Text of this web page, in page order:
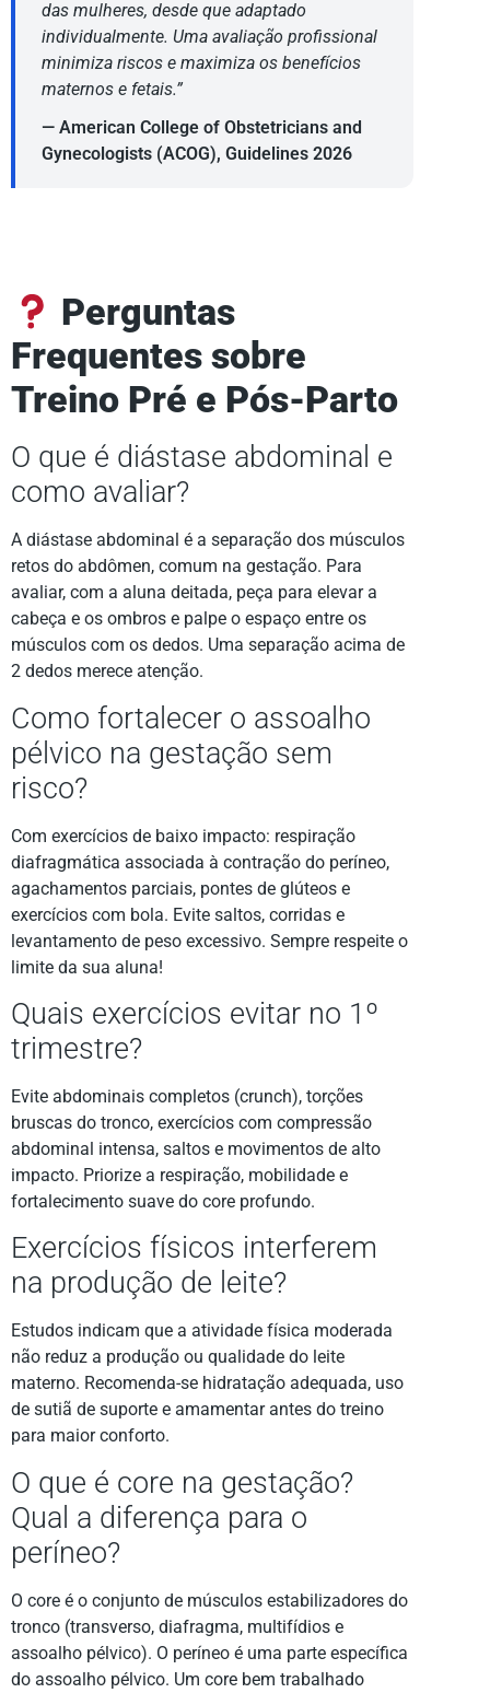
das mulheres, desde que adaptado
individualmente. Uma avaliação profissional
minimiza riscos e maximiza os benefícios
maternos e fetais.”
— American College of Obstetricians and
Gynecologists (ACOG), Guidelines 2026
Perguntas
Frequentes sobre
Treino Pré e Pós-Parto
O que é diástase abdominal e
como avaliar?
A diástase abdominal é a separação dos músculos
retos do abdômen, comum na gestação. Para
avaliar, com a aluna deitada, peça para elevar a
cabeça e os ombros e palpe o espaço entre os
músculos com os dedos. Uma separação acima de
2 dedos merece atenção.
Como fortalecer o assoalho
pélvico na gestação sem
risco?
Com exercícios de baixo impacto: respiração
diafragmática associada à contração do períneo,
agachamentos parciais, pontes de glúteos e
exercícios com bola. Evite saltos, corridas e
levantamento de peso excessivo. Sempre respeite o
limite da sua aluna!
Quais exercícios evitar no 1º
trimestre?
Evite abdominais completos (crunch), torções
bruscas do tronco, exercícios com compressão
abdominal intensa, saltos e movimentos de alto
impacto. Priorize a respiração, mobilidade e
fortalecimento suave do core profundo.
Exercícios físicos interferem
na produção de leite?
Estudos indicam que a atividade física moderada
não reduz a produção ou qualidade do leite
materno. Recomenda-se hidratação adequada, uso
de sutiã de suporte e amamentar antes do treino
para maior conforto.
O que é core na gestação?
Qual a diferença para o
períneo?
O core é o conjunto de músculos estabilizadores do
tronco (transverso, diafragma, multifídios e
assoalho pélvico). O períneo é uma parte específica
do assoalho pélvico. Um core bem trabalhado